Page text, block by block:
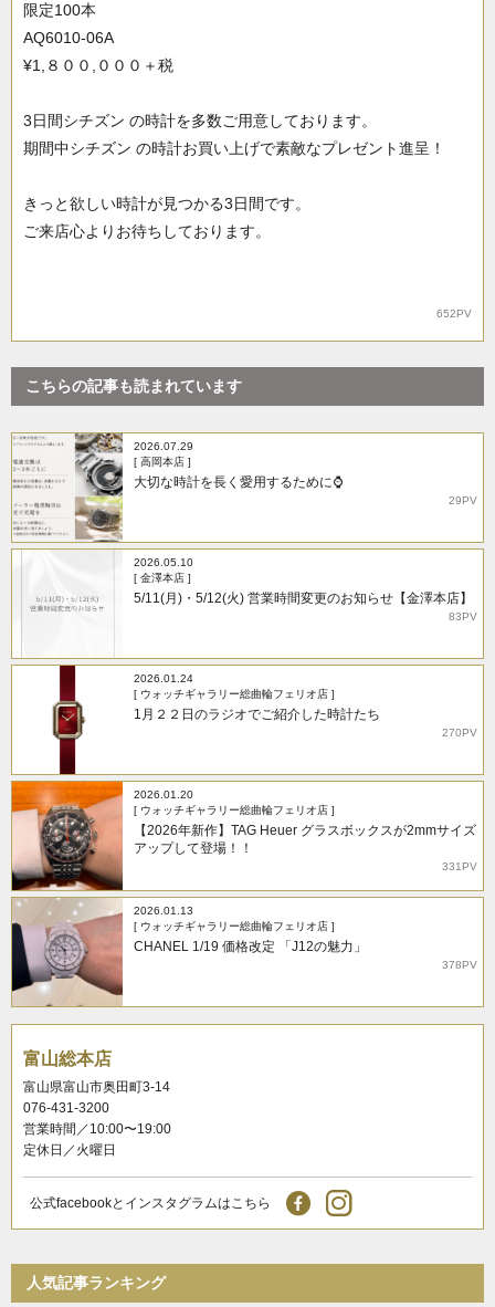
限定100本
AQ6010-06A
¥1,８００,０００＋税
3日間シチズン の時計を多数ご用意しております。
期間中シチズン の時計お買い上げで素敵なプレゼント進呈！
きっと欲しい時計が見つかる3日間です。
ご来店心よりお待ちしております。
652PV
こちらの記事も読まれています
2026.07.29
[ 高岡本店 ]
大切な時計を長く愛用するために⌚
29PV
2026.05.10
[ 金澤本店 ]
5/11(月)・5/12(火) 営業時間変更のお知らせ【金澤本店】
83PV
2026.01.24
[ ウォッチギャラリー総曲輪フェリオ店 ]
1月２２日のラジオでご紹介した時計たち
270PV
2026.01.20
[ ウォッチギャラリー総曲輪フェリオ店 ]
【2026年新作】TAG Heuer グラスボックスが2mmサイズ
アップして登場！！
331PV
2026.01.13
[ ウォッチギャラリー総曲輪フェリオ店 ]
CHANEL 1/19 価格改定 「J12の魅力」
378PV
富山総本店
富山県富山市奥田町3-14
076-431-3200
営業時間／10:00〜19:00
定休日／火曜日
公式facebookとインスタグラムはこちら
人気記事ランキング